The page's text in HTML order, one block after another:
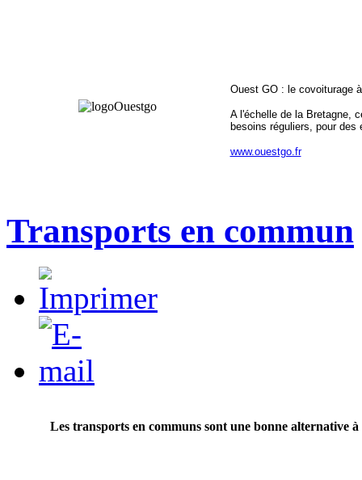
Ouest GO : le covoiturage
A l'échelle de la Bretagne,
besoins réguliers, pour
www.ouestgo.fr
Transports en commun
Les transports en communs sont une bonne alternative